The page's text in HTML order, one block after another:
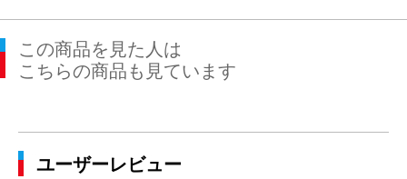
この商品を見た人は
こちらの商品も見ています
ユーザーレビュー